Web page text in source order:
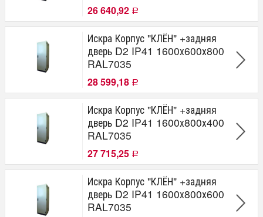
26 640,92 Р
Искра Корпус "КЛЁН" +задняя
дверь D2 IP41 1600х600х800
RAL7035
28 599,18 Р
Искра Корпус "КЛЁН" +задняя
дверь D2 IP41 1600х800х400
RAL7035
27 715,25 Р
Искра Корпус "КЛЁН" +задняя
дверь D2 IP41 1600х800х600
RAL7035